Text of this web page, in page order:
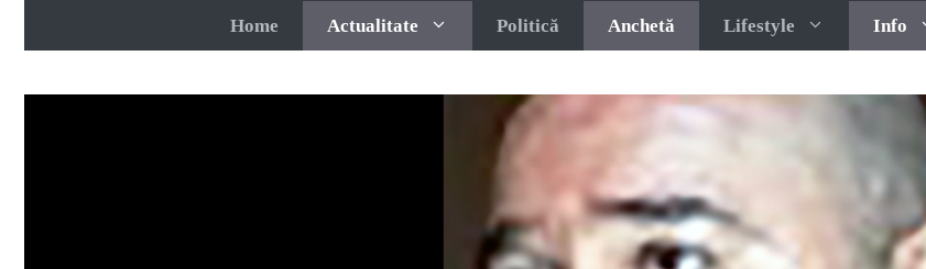
Home Actualitate Politică Anchetă Lifestyle Info